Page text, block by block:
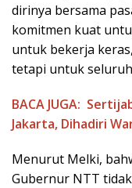
dirinya bersama
komitmen kuat
untuk bekerja
tetapi untuk
BACA JUGA:
Jakarta, Dihadiri
Menurut Melki,
Gubernur NTT